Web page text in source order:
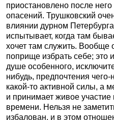
приостановлено после
опасений. Трушковский
влиянии дурном
испытывает, когда там
хочет там служить.
поприще избрать себе; это
душе особенного,
нибудь, предпочтения
какой-то активной силы, а
и принимает живое
времени. Нельзя не
избалован, и в этом